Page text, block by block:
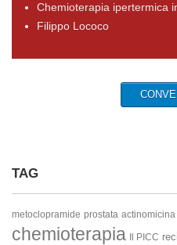
Chemioterapia ipertermica
Filippo Lococo
TAG
metoclopramide prostata actinomicina
chemioterapia Il PICC